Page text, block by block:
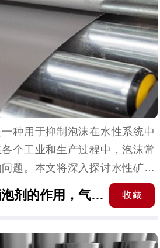
水性矿物油消泡剂的作用，气泡问题轻松泯灭 收藏
种用于抑制泡沫在水性系统中
个工业和生产过程中，泡沫常
题。本文将深入探讨水性矿物
、应用领域以及其在现代工业中
油消泡剂的应用产品）水性...